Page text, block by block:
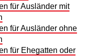
für Ausländer mit
für Ausländer ohne
für Ehegatten oder